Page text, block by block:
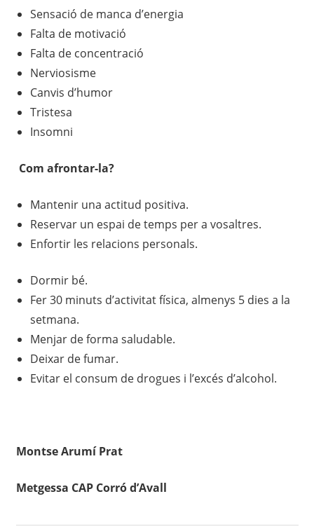
Sensació de manca d’energia
Falta de motivació
Falta de concentració
Nerviosisme
Canvis d’humor
Tristesa
Insomni
Com afrontar-la?
Mantenir una actitud positiva.
Reservar un espai de temps per a vosaltres.
Enfortir les relacions personals.
Dormir bé.
Fer 30 minuts d’activitat física, almenys 5 dies a la
setmana.
Menjar de forma saludable.
Deixar de fumar.
Evitar el consum de drogues i l’excés d’alcohol.
Montse Arumí Prat
Metgessa CAP Corró d’Avall